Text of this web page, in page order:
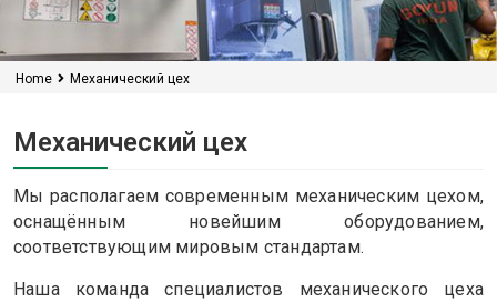
Home Механический цех
Механический цех
Мы располагаем современным механическим цехом,
оснащённым новейшим оборудованием,
соответствующим мировым стандартам.
Наша команда специалистов механического цеха